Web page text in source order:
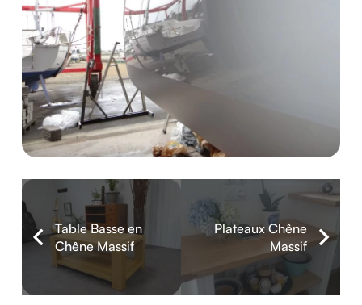
Table Basse en
Chêne Massif
Plateaux Chêne
Massif